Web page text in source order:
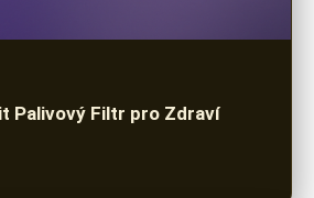
Palivový Filtr pro Zdraví